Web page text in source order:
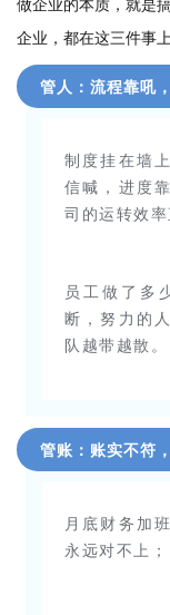
企业，都在这三件事
管人：流程靠吼
制度挂在墙
信喊，进度
司的运转效率
员工做了多
断，努力的
队越带越散。
管账：账实不符
月底财务加
永远对不上；